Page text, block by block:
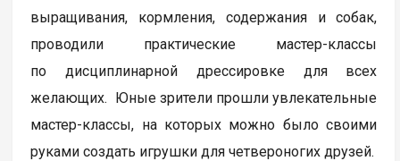
выращивания, кормления, содержания и собак,
проводили практические мастер-классы
по дисциплинарной дрессировке для всех
желающих. Юные зрители прошли увлекательные
мастер-классы, на которых можно было своими
руками создать игрушки для четвероногих друзей.